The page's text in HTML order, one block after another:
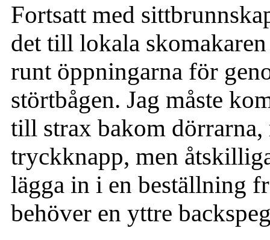
Fortsatt med
det till lokala
runt öppningarna för
störtbågen. Jag måste
till strax bakom
tryckknapp, men
lägga in i en beställning
behöver en yttre